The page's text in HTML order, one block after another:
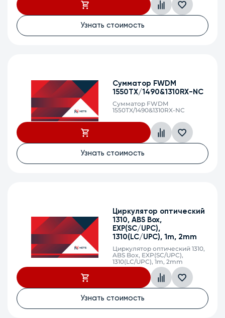
Узнать стоимость
Сумматор FWDM
1550TX/1490&1310RX-NC
Сумматор FWDM
1550TX/1490&1310RX-NC
Узнать стоимость
Циркулятор оптический
1310, ABS Box,
EXP(SC/UPC),
1310(LC/UPC), 1m, 2mm
Циркулятор оптический 1310,
ABS Box, EXP(SC/UPC),
1310(LC/UPC), 1m, 2mm
Узнать стоимость